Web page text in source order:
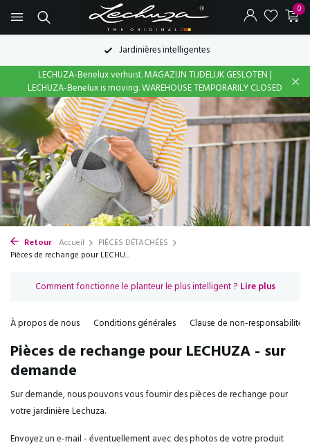
0
Jardinières intelligentes
LECHUZA-Benelux verhuist. MAGAZIJN TIJDELIJK GESLOTEN |
LECHUZA-Benelux is moving. WAREHOUSE TEMPORARILY CLOSED
Retour Accueil
PIÈCES DÉTACHÉES
Pièces de rechange pour LECHU...
Comment fonctionne le planteur le plus intelligent ? Lire plus
À propos de nous Conditions générales Clause de non-responsabilité
Pièces de rechange pour LECHUZA - sur
demande
Sur demande, nous pouvons vous fournir des pièces de rechange pour
votre jardinière Lechuza.
Envoyez un e-mail - éventuellement avec des photos de votre produit